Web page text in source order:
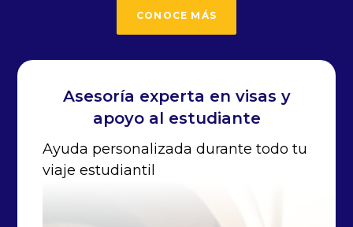
CONOCE MÁS
Asesoría experta en visas y
apoyo al estudiante
Ayuda personalizada durante todo tu
viaje estudiantil